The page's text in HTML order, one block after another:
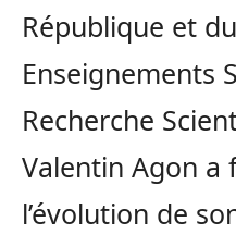
République et
Enseignements
Recherche
Valentin Agon a
l’évolution de